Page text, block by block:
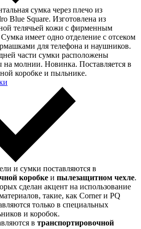
сумка через плечо из
Blue Square. Изготовлена из
телячьей кожи с фирменным
имеет одно отделение с отсеком
для телефона и наушников.
части сумки расположены
молнии. Новинка. Поставляется в
коробке и пыльнике.
и сумки поставляются в
коробке и пылезащитном чехле.
сделан акцент на использование
такие, как Corner и PQ
только в специальных
и коробок.
в транспортировочной